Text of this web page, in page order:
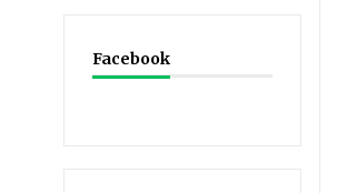
Facebook